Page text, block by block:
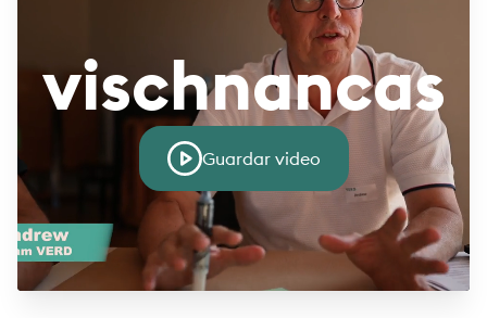
vischnancas
Guardar video